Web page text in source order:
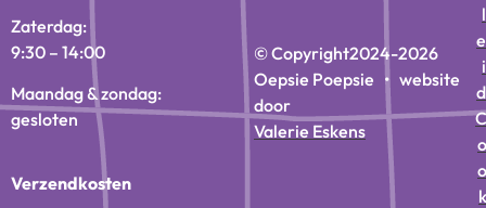
Zaterdag:
9:30 – 14:00
Maandag & zondag:
gesloten
Verzendkosten
© Copyright2024-2026
Oepsie Poepsie • website
door
Valerie Eskens
l
e
i
d
C
o
o
k